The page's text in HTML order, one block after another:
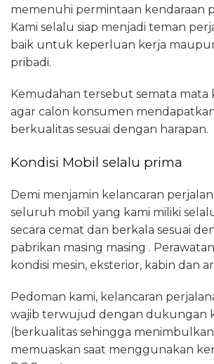
memenuhi permintaan kendaraan
Kami selalu siap menjadi teman
baik untuk keperluan kerja
pribadi.
Kemudahan tersebut semata mata
agar calon konsumen
berkualitas sesuai dengan harapan.
Kondisi Mobil selalu prima
Demi menjamin kelancaran
seluruh mobil yang kami miliki
secara cemat dan berkala sesuai
pabrikan masing masing .
kondisi mesin, eksterior, kabin dan
Pedoman kami, kelancaran
wajib terwujud dengan dukungan
(berkualitas sehingga
memuaskan saat menggunakan